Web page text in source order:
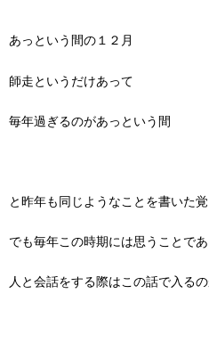
あっという間の１２月
師走というだけあって
毎年過ぎるのがあっという間
と昨年も同じようなことを書いた覚
でも毎年この時期には思うことであ
人と会話をする際はこの話で入る